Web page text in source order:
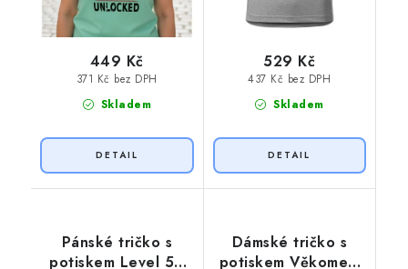
Skladem
371 Kč bez DPH
449 Kč
Skladem
437 Kč bez DPH
529 Kč
Pánské tričko s
potiskem Level 50
Dámské tričko s
potiskem Věkometr